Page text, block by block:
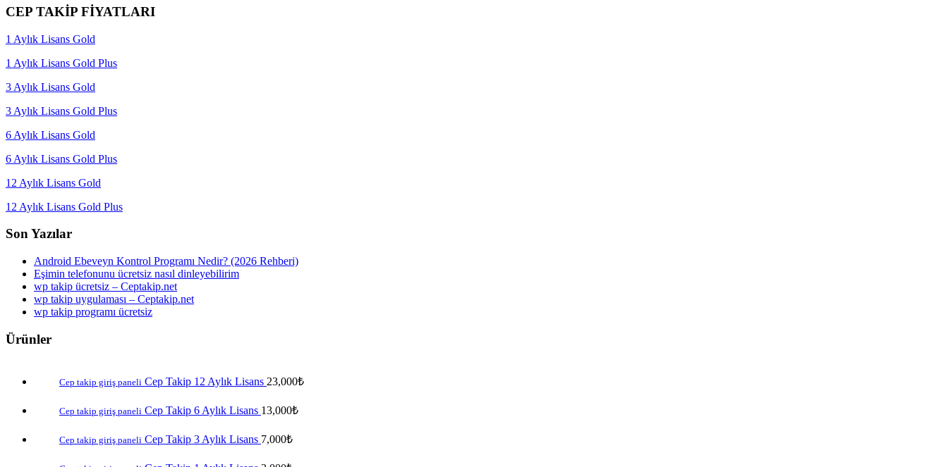
CEP TAKİP FİYATLARI
1 Aylık Lisans Gold
1 Aylık Lisans Gold Plus
3 Aylık Lisans Gold
3 Aylık Lisans Gold Plus
6 Aylık Lisans Gold
6 Aylık Lisans Gold Plus
12 Aylık Lisans Gold
12 Aylık Lisans Gold Plus
Son Yazılar
Android Ebeveyn Kontrol Programı Nedir? (2026 Rehberi)
Eşimin telefonunu ücretsiz nasıl dinleyebilirim
wp takip ücretsiz – Ceptakip.net
wp takip uygulaması – Ceptakip.net
wp takip programı ücretsiz
Ürünler
Cep takip giriş paneli Cep Takip 12 Aylık Lisans 23,000₺
Cep takip giriş paneli Cep Takip 6 Aylık Lisans 13,000₺
Cep takip giriş paneli Cep Takip 3 Aylık Lisans 7,000₺